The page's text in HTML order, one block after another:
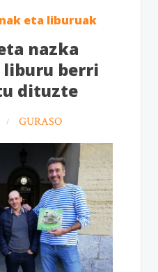
eta liburuak
nazka
berri
dituzte
GURASO